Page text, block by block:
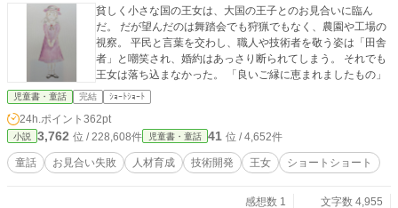
貧しく小さな国の王女は、大国の王子とのお見合いに臨ん
だ。 だが望んだのは舞踏会でも狩猟でもなく、農園や工場の
視察。 平民と言葉を交わし、職人や技術者を敬う姿は「田舎
者」と嘲笑され、婚約はあっさり断られてしまう。 それでも
王女は落ち込まなかった。 「良いご縁に恵まれましたもの」
児童書・童話 完結 ｼｮｰﾄｼｮｰﾄ
24h.ポイント 362pt
小説 3,762 位 / 228,608件 児童書・童話 41 位 / 4,652件
童話 お見合い失敗 人材育成 技術開発 王女 ショートショート
感想数 1
文字数 4,955